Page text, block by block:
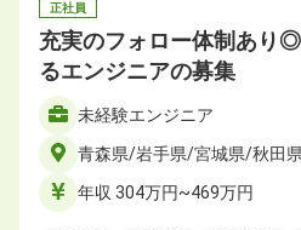
正社員
充実のフォロー体制あり
るエンジニアの募集
未経験エンジニア
青森県/岩手県/宮城県/秋田県
年収 304万円~469万円